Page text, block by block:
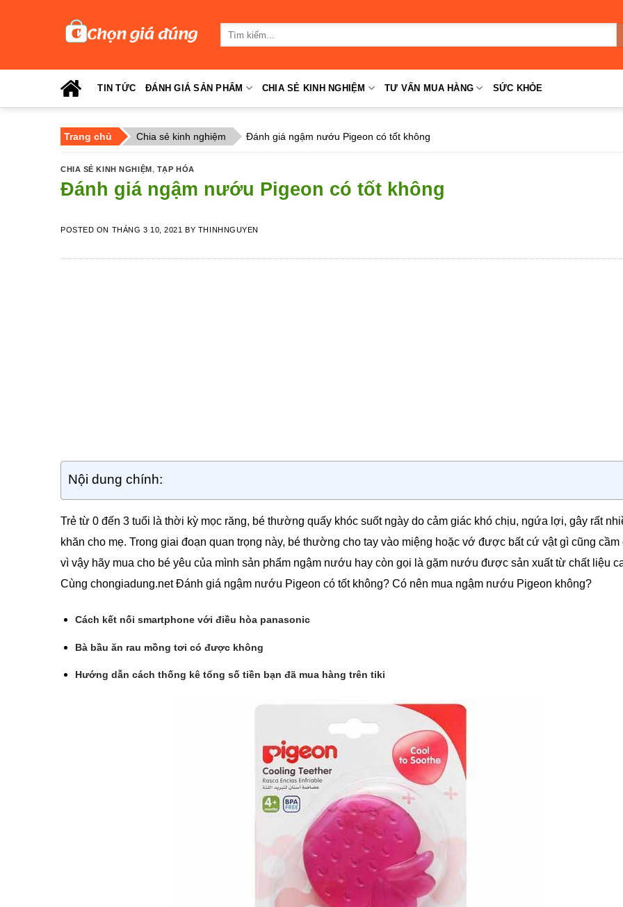
TIN TỨC ĐÁNH GIÁ SẢN PHẨM CHIA SẺ KINH NGHIỆM TƯ VẤN MUA HÀNG SỨC KHỎE
Trang chủ Chia sẻ kinh nghiệm Đánh giá ngậm nướu Pigeon có tốt không
CHIA SẺ KINH NGHIỆM, TẠP HÓA
Đánh giá ngậm nướu Pigeon có tốt không
POSTED ON THÁNG 3 10, 2021 BY THINHNGUYEN
Nội dung chính:
Trẻ từ 0 đến 3 tuổi là thời kỳ mọc răng, bé thường quấy khóc suốt ngày do cảm giác khó chịu, ngứa lợi, gây rất
khăn cho mẹ. Trong giai đoạn quan trọng này, bé thường cho tay vào miệng hoặc vớ được bất cứ vật gì cũng cầm
vì vậy hãy mua cho bé yêu của mình sản phẩm ngậm nướu hay còn gọi là gặm nướu được sản xuất từ chất liệu
Cùng chongiadung.net Đánh giá ngậm nướu Pigeon có tốt không? Có nên mua ngậm nướu Pigeon không?
Cách kết nối smartphone với điều hòa panasonic
Bà bầu ăn rau mồng tơi có được không
Hướng dẫn cách thống kê tổng số tiền bạn đã mua hàng trên tiki